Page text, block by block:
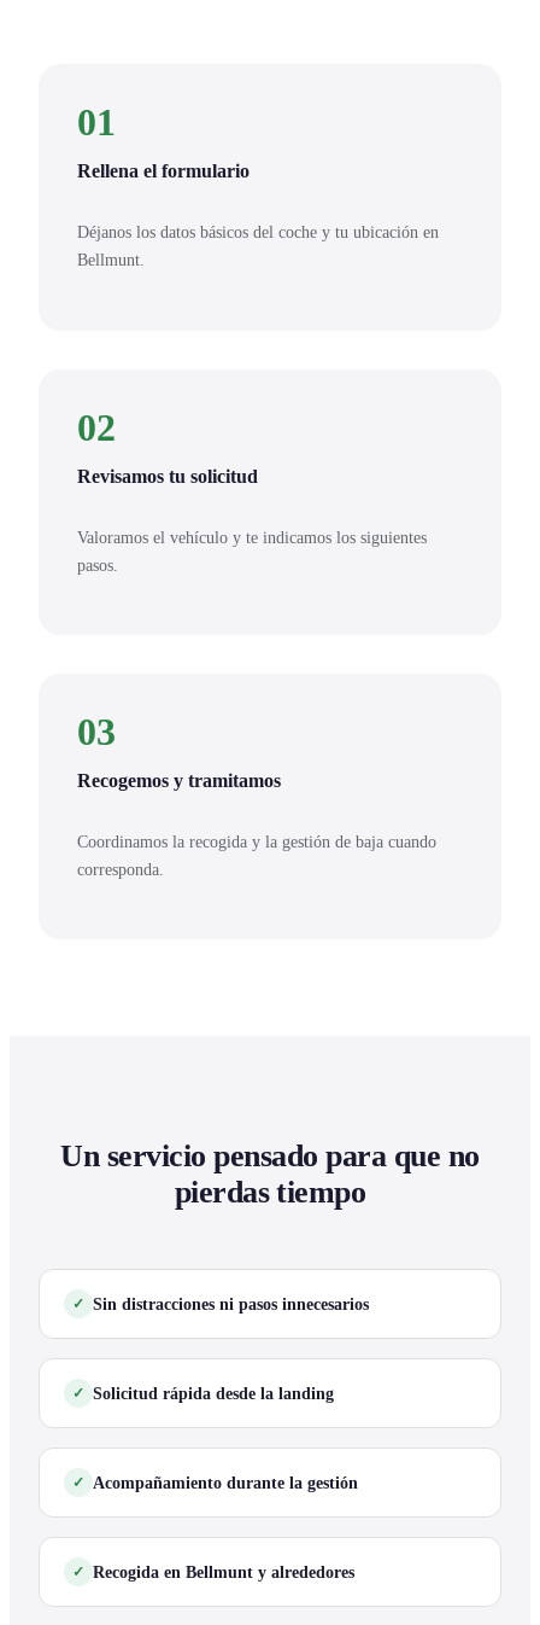
01
Rellena el formulario
Déjanos los datos básicos del coche y tu ubicación en
Bellmunt.
02
Revisamos tu solicitud
Valoramos el vehículo y te indicamos los siguientes
pasos.
03
Recogemos y tramitamos
Coordinamos la recogida y la gestión de baja cuando
corresponda.
Un servicio pensado para que no
pierdas tiempo
Sin distracciones ni pasos innecesarios
Solicitud rápida desde la landing
Acompañamiento durante la gestión
Recogida en Bellmunt y alrededores